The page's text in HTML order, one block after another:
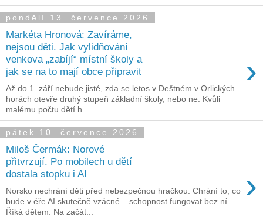
pondělí 13. července 2026
Markéta Hronová: Zavíráme,
nejsou děti. Jak vylidňování
venkova „zabíjí“ místní školy a
jak se na to mají obce připravit
›
Až do 1. září nebude jisté, zda se letos v Deštném v Orlických
horách otevře druhý stupeň základní školy, nebo ne. Kvůli
malému počtu dětí h...
pátek 10. července 2026
Miloš Čermák: Norové
přitvrzují. Po mobilech u dětí
dostala stopku i AI
›
Norsko nechrání děti před nebezpečnou hračkou. Chrání to, co
bude v éře AI skutečně vzácné – schopnost fungovat bez ní.
Říká dětem: Na začát...